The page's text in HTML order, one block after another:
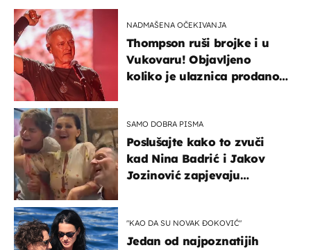
NADMAŠENA OČEKIVANJA
Thompson ruši brojke i u
Vukovaru! Objavljeno
koliko je ulaznica prodano
SAMO DOBRA PISMA
Poslušajte kako to zvuči
kad Nina Badrić i Jakov
Jozinović zapjevaju
"KAO DA SU NOVAK ĐOKOVIĆ"
Jedan od najpoznatijih